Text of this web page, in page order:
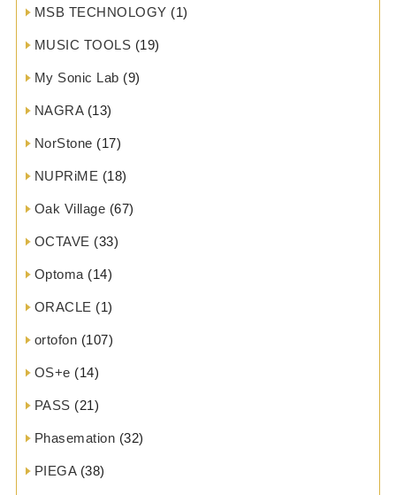
MSB TECHNOLOGY (1)
MUSIC TOOLS (19)
My Sonic Lab (9)
NAGRA(13)
NorStone (17)
NUPRiME (18)
Oak Village (67)
OCTAVE (33)
Optoma (14)
ORACLE (1)
ortofon (107)
OS+e (14)
PASS (21)
Phasemation (32)
PIEGA(38)